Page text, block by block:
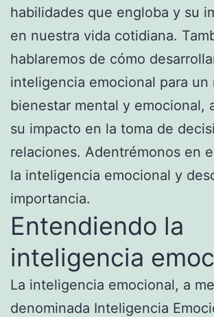
habilidades que engloba y su
en nuestra vida cotidiana.
hablaremos de cómo
inteligencia emocional para un
bienestar mental y emocional,
su impacto en la toma de
relaciones. Adentrémonos en
la inteligencia emocional y
importancia.
Entendiendo la
inteligencia
La inteligencia emocional, a
denominada Inteligencia